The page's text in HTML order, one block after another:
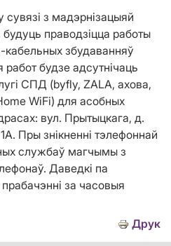
сувязі з мадэрнізацыяй
праводзіцца работы
кабельных збудаванняў
будзе адсутнічаць
СПД (byfly, ZALA, ахова,
WiFi) для асобных
вул. Прытыцкага, д.
Пры знікненні тэлефоннай
службаў магчымы з
Даведкі па
за часовыя
Друк